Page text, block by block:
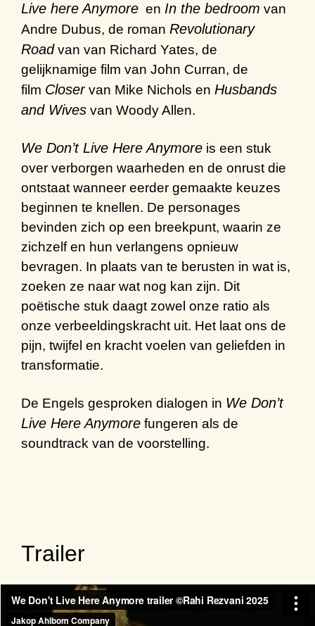
Live here Anymore en In the bedroom van
Andre Dubus, de roman Revolutionary
Roadvan van Richard Yates, de
gelijknamige film van John Curran, de
film Closervan Mike Nichols en Husbands
and Wives van Woody Allen.
We Don’t Live Here Anymore is een stuk
over verborgen waarheden en de onrust die
ontstaat wanneer eerder gemaakte keuzes
beginnen te knellen. De personages
bevinden zich op een breekpunt, waarin ze
zichzelf en hun verlangens opnieuw
bevragen. In plaats van te berusten in wat is,
zoeken ze naar wat nog kan zijn. Dit
poëtische stuk daagt zowel onze ratio als
onze verbeeldingskracht uit. Het laat ons de
pijn, twijfel en kracht voelen van geliefden in
transformatie.
De Engels gesproken dialogen in We Don’t
Live Here Anymore fungeren als de
soundtrack van de voorstelling.
Trailer